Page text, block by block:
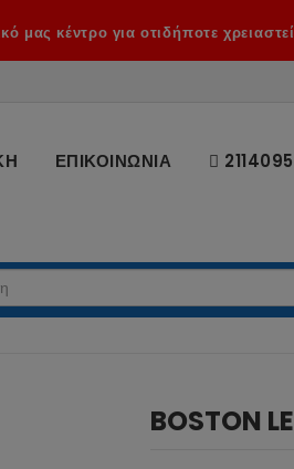
μας κέντρο για οτιδήποτε
ΕΠΙΚΟΙΝΩΝΙΑ
BOSTON